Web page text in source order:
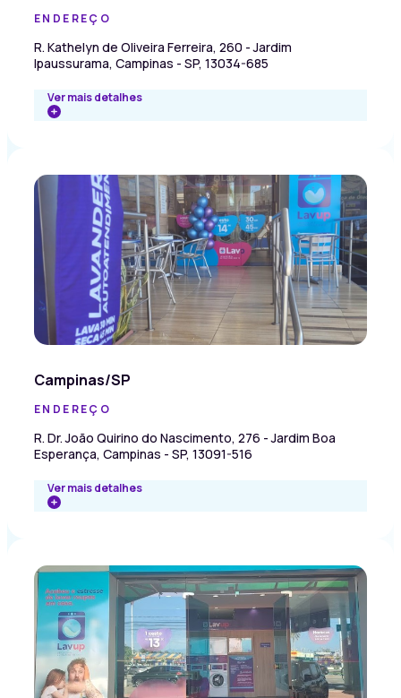
ENDEREÇO
R. Kathelyn de Oliveira Ferreira, 260 - Jardim
Ipaussurama, Campinas - SP, 13034-685
Ver mais detalhes
Campinas/SP
ENDEREÇO
R. Dr. João Quirino do Nascimento, 276 - Jardim Boa
Esperança, Campinas - SP, 13091-516
Ver mais detalhes